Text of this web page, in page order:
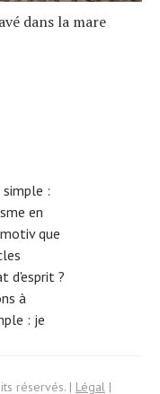
dans la mare
:
en
que
d'esprit ?
à
: je
réservés. | Légal |